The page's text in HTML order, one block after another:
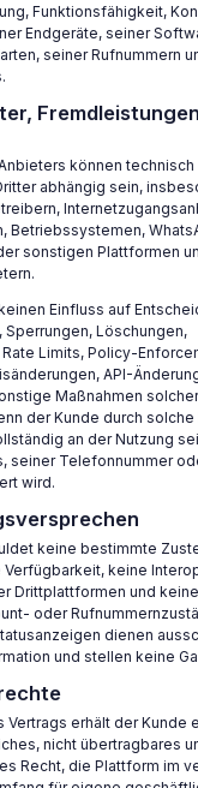
Funktionsfähigkeit,
Endgeräte, seiner
seiner Rufnummern
können
abhängig sein,
Betriebssystemen,
sonstigen Plattformen
Einfluss auf
Sperrungen, Löschungen,
Limits, Policy-
API-
Maßnahmen
der Kunde durch solche
an der Nutzung
seiner Telefonnummer
wird.
keine bestimmte
keine
Drittplattformen und
oder
dienen
und stellen keine
Vertrags erhält der Kunde
nicht übertragbares
Recht, die Plattform im